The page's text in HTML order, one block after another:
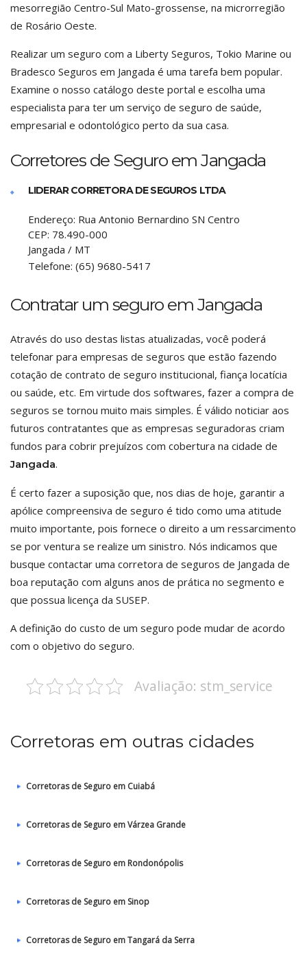
mesorregião Centro-Sul Mato-grossense, na microrregião
de Rosário Oeste.
Realizar um seguro com a Liberty Seguros, Tokio Marine ou
Bradesco Seguros em Jangada é uma tarefa bem popular.
Examine o nosso catálogo deste portal e escolha uma
especialista para ter um serviço de seguro de saúde,
empresarial e odontológico perto da sua casa.
Corretores de Seguro em Jangada
LIDERAR CORRETORA DE SEGUROS LTDA
Endereço: Rua Antonio Bernardino SN Centro
CEP: 78.490-000
Jangada / MT
Telefone: (65) 9680-5417
Contratar um seguro em Jangada
Através do uso destas listas atualizadas, você poderá
telefonar para empresas de seguros que estão fazendo
cotação de contrato de seguro institucional, fiança locatícia
ou saúde, etc. Em virtude dos softwares, fazer a compra de
seguros se tornou muito mais simples. É válido noticiar aos
futuros contratantes que as empresas seguradoras criam
fundos para cobrir prejuízos com cobertura na cidade de
Jangada.
É certo fazer a suposição que, nos dias de hoje, garantir a
apólice compreensiva de seguro é tido como uma atitude
muito importante, pois fornece o direito a um ressarcimento
se por ventura se realize um sinistro. Nós indicamos que
busque contactar uma corretora de seguros de Jangada de
boa reputação com alguns anos de prática no segmento e
que possua licença da SUSEP.
A definição do custo de um seguro pode mudar de acordo
com o objetivo do seguro.
Avaliação: stm_service
Corretoras em outras cidades
Corretoras de Seguro em Cuiabá
Corretoras de Seguro em Várzea Grande
Corretoras de Seguro em Rondonópolis
Corretoras de Seguro em Sinop
Corretoras de Seguro em Tangará da Serra